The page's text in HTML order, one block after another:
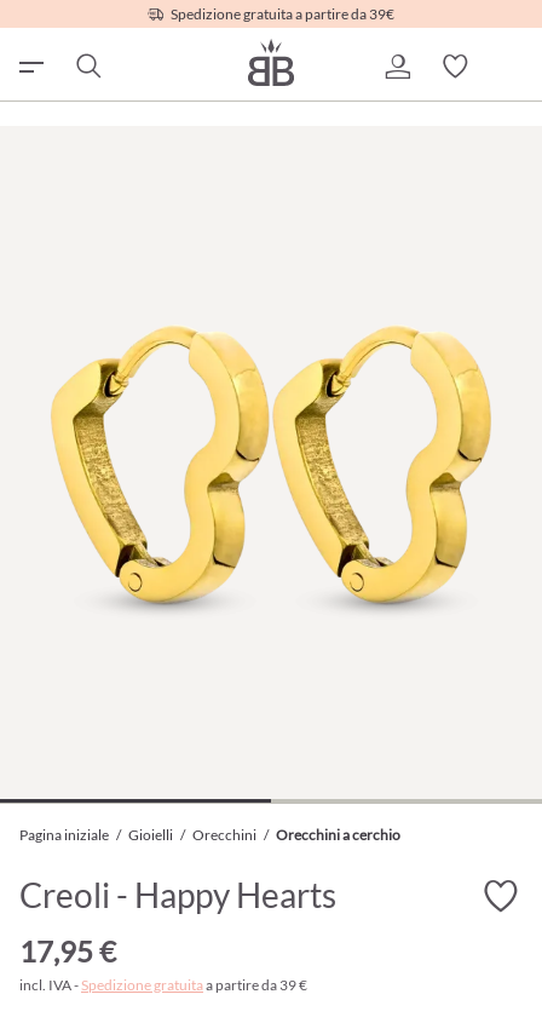
Spedizione gratuita a partire da 39€
Pagina iniziale / Gioielli / Orecchini / Orecchini a cerchio
Creoli - Happy Hearts
17,95 €
incl. IVA - Spedizione gratuitaa partire da 39 €